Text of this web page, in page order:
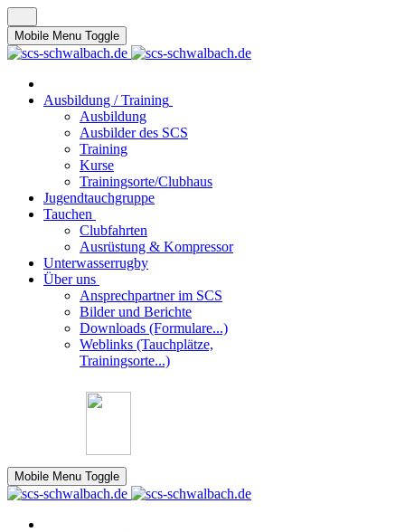
Mobile Menu Toggle
Ausbildung / Training
Ausbildung
Ausbilder des SCS
Training
Kurse
Trainingsorte/Clubhaus
Jugendtauchgruppe
Tauchen
Clubfahrten
Ausrüstung & Kompressor
Unterwasserrugby
Über uns
Ansprechpartner im SCS
Bilder und Berichte
Downloads (Formulare...)
Weblinks (Tauchplätze,
Trainingsorte...)
Mobile Menu Toggle